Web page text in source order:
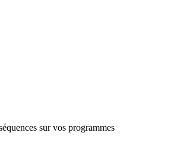
sur vos programmes